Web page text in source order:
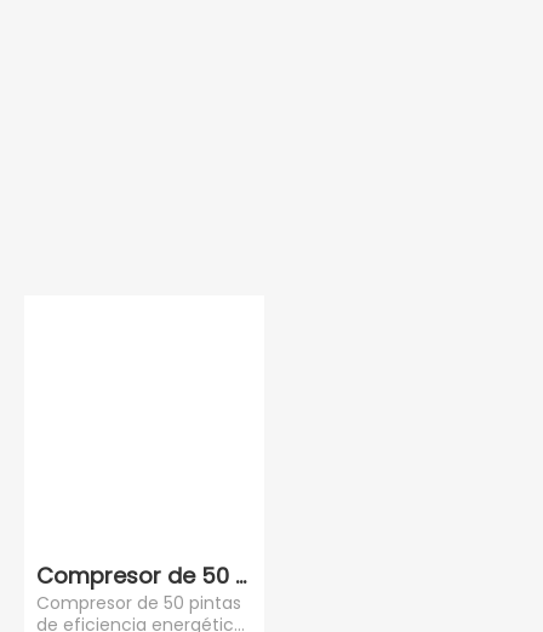
Compresor de 50 pintas de eficiencia
Compresor de 50 pintas
de eficiencia energética